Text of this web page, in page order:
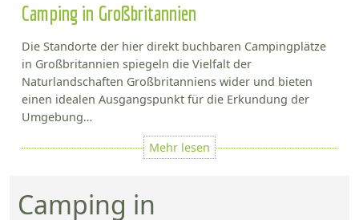
Camping in Großbritannien
Die Standorte der hier direkt buchbaren Campingplätze
in Großbritannien spiegeln die Vielfalt der
Naturlandschaften Großbritanniens wider und bieten
einen idealen Ausgangspunkt für die Erkundung der
Umgebung…
Camping in